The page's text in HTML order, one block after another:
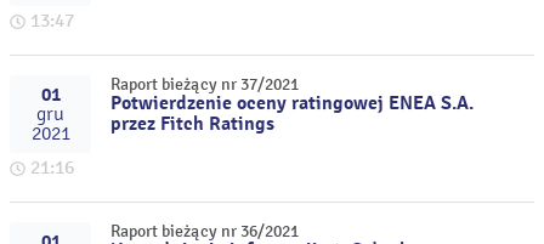
13:47
01
gru
2021
21:16
Raport bieżący nr 37/2021
Potwierdzenie oceny ratingowej ENEA S.A.
przez Fitch Ratings
Raport bieżący nr 36/2021